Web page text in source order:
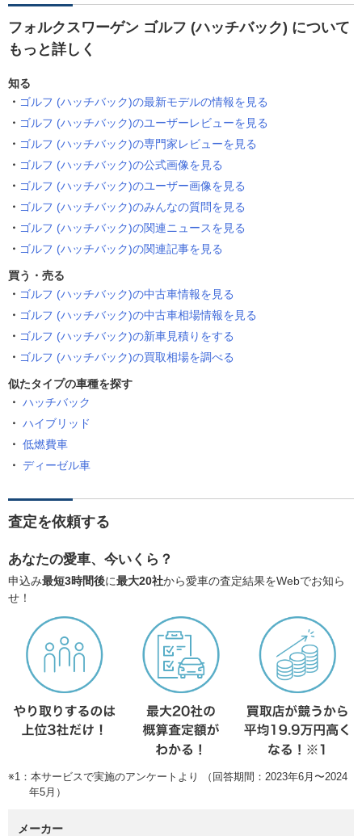
フォルクスワーゲン ゴルフ (ハッチバック) について
もっと詳しく
知る
ゴルフ (ハッチバック)の最新モデルの情報を見る
ゴルフ (ハッチバック)のユーザーレビューを見る
ゴルフ (ハッチバック)の専門家レビューを見る
ゴルフ (ハッチバック)の公式画像を見る
ゴルフ (ハッチバック)のユーザー画像を見る
ゴルフ (ハッチバック)のみんなの質問を見る
ゴルフ (ハッチバック)の関連ニュースを見る
ゴルフ (ハッチバック)の関連記事を見る
買う・売る
ゴルフ (ハッチバック)の中古車情報を見る
ゴルフ (ハッチバック)の中古車相場情報を見る
ゴルフ (ハッチバック)の新車見積りをする
ゴルフ (ハッチバック)の買取相場を調べる
似たタイプの車種を探す
ハッチバック
ハイブリッド
低燃費車
ディーゼル車
査定を依頼する
あなたの愛車、今いくら？
申込み最短3時間後に最大20社から愛車の査定結果をWebでお知ら
せ！
※1：本サービスで実施のアンケートより （回答期間：2023年6月〜2024
年5月）
メーカー